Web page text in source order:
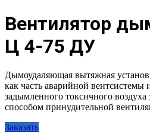
Вентилятор
Ц 4-75 ДУ
Дымоудаляющая вытяжная
как часть аварийной вентсистемы
задымленного токсичного
способом принудительной
Заказать